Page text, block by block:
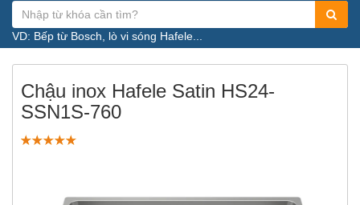
VD: Bếp từ Bosch, lò vi sóng Hafele...
Chậu inox Hafele Satin HS24-
SSN1S-760